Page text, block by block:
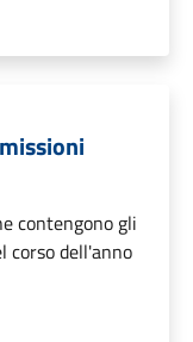
contengono gli
dell'anno